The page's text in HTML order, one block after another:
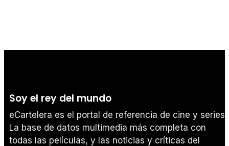
Soy el rey del mundo
eCartelera es el portal de referencia de cine y series.
La base de datos multimedia más completa con
todas las películas, y las noticias y críticas del